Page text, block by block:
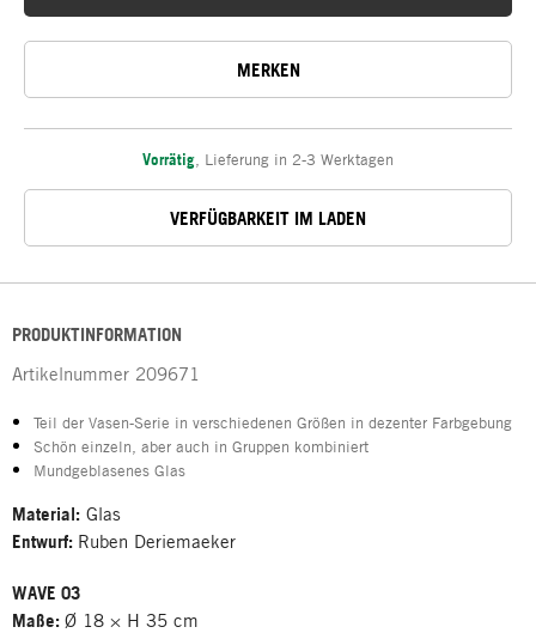
MERKEN
Vorrätig Lieferung in 2-3 Werktagen
VERFÜGBARKEIT IM LADEN
PRODUKTINFORMATION
Artikelnummer 209671
Teil der Vasen-Serie in verschiedenen Größen in dezenter Farbgebung
Schön einzeln, aber auch in Gruppen kombiniert
Mundgeblasenes Glas
Material: Glas
Entwurf: Ruben Deriemaeker
WAVE 03
Maße: Ø 18 × H 35 cm